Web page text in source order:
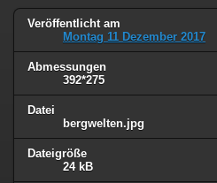
Veröffentlicht am
Montag 11 Dezember 2017
Abmessungen
392*275
Datei
bergwelten.jpg
Dateigröße
24 kB